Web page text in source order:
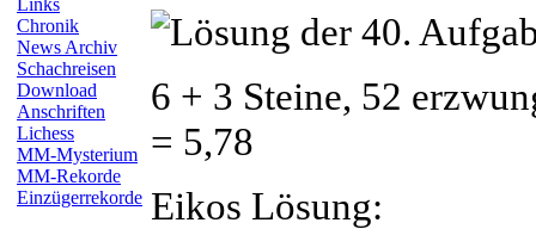
Links
Chronik
News Archiv
Schachreisen
Download
Anschriften
Lichess
MM-Mysterium
MM-Rekorde
Einzügerrekorde
6 + 3 Steine, 52
= 5,78
Eikos Lösung: